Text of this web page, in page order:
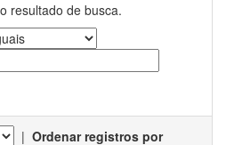
resultado de busca.
| Ordenar registros por